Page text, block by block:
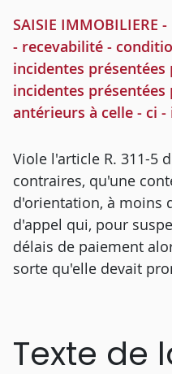
SAISIE
- recevabilité -
incidentes
incidentes
antérieurs à celle - ci
Viole l'article R. 311-5
contraires, qu'une
d'orientation, à moins
d'appel qui, pour
délais de paiement
sorte qu'elle devait
Texte de